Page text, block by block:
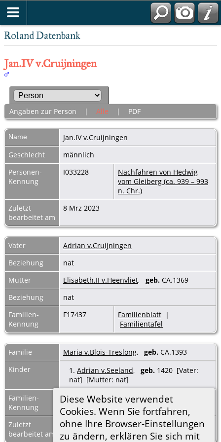
Roland Datenbank
Diese Website verwendet
Cookies. Wenn Sie fortfahren,
ohne Ihre Browser-Einstellungen
zu ändern, erklären Sie sich mit
Jan.IV v.Cruijningen
Angaben zur Person | Alle | PDF
Name Jan.IV v.Cruijningen
Geschlecht
männlich
Personen-
Kennung
I033228
Nachfahren von Hedwig
vom Gleiberg (ca. 939 – 993
n. Chr.)
Zuletzt
bearbeitet am
8 Mrz 2023
Vater
Adrian v.Cruijningen
Beziehung
nat
Mutter
Elisabeth.II v.Heenvliet, geb. CA.1369
Beziehung
nat
Familien-
Kennung
F17437 Familienblatt |
Familientafel
Familie Maria v.Blois-Treslong, geb. CA.1393
Kinder
1. Adrian v.Seeland, geb. 1420 [Vater:
nat] [Mutter: nat]
Familien-
Kennung
F13101 Familienblatt|
Familientafel
Zuletzt
bearbeitet am
8 Mrz 2023